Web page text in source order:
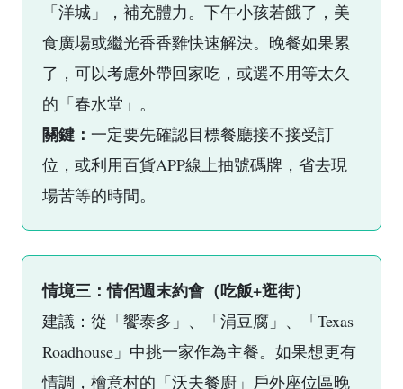
「洋城」，補充體力。下午小孩若餓了，美
食廣場或繼光香香雞快速解決。晚餐如果累
了，可以考慮外帶回家吃，或選不用等太久
的「春水堂」。
關鍵： 一定要先確認目標餐廳接不接受訂
位，或利用百貨APP線上抽號碼牌，省去現
場苦等的時間。
情境三：情侶週末約會（吃飯+逛街）
建議：從「饗泰多」、「涓豆腐」、「Texas
Roadhouse」中挑一家作為主餐。如果想更有
情調，檜意村的「沃夫餐廚」戶外座位區晚